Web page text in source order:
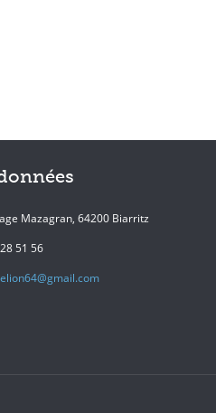
Mazagran, 64200 Biarritz
51 56